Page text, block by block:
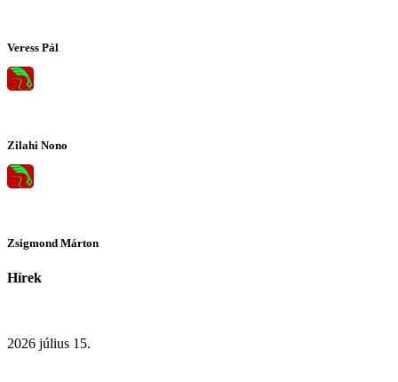
Veress Pál
Zilahi Nono
Zsigmond Márton
Hírek
2026 július 15.